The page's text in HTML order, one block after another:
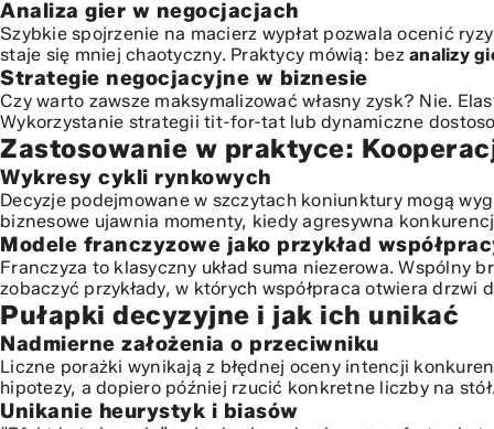
Unikanie heurystyk i biasów
Budowanie długoterminowej przewagi
Optymalizacja decyzji firmowych
Innowacje procesowe jako motor wzrostu
Analiza gier w negocjacjach
Szybkie spojrzenie na macierz wypłat pozwala ocenić
staje się mniej chaotyczny. Praktycy mówią: bez analizy
Strategie negocjacyjne w biznesie
Czy warto zawsze maksymalizować własny zysk? Nie.
Wykorzystanie strategii tit-for-tat lub dynamiczne
Zastosowanie w praktyce:
Wykresy cykli rynkowych
Decyzje podejmowane w szczytach koniunktury mogą
biznesowe ujawnia momenty, kiedy agresywna
Modele franczyzowe jako przykład
Franczyza to klasyczny układ suma niezerowa. Wspólny
zobaczyć przykłady, w których współpraca otwiera drzwi
Pułapki decyzyjne i jak ich unikać
Nadmierne założenia o przeciwniku
Liczne porażki wynikają z błędnej oceny intencji
hipotezy, a dopiero później rzucić konkretne liczby na
Unikanie heurystyk i biasów